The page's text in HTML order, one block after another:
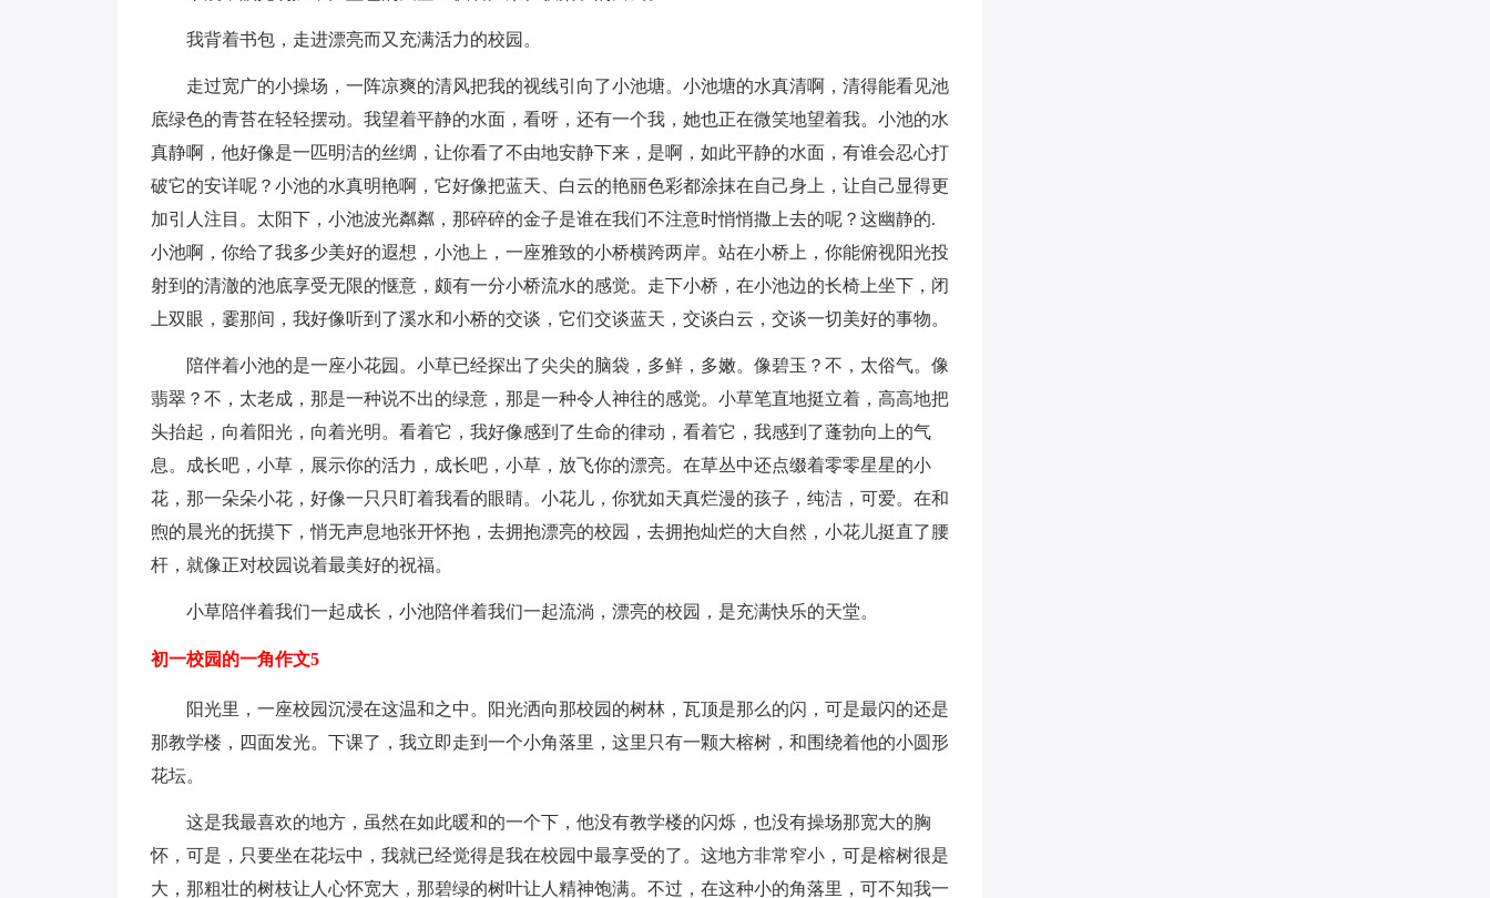
我背着书包，走进漂亮而又充满活力的校园。
走过宽广的小操场，一阵凉爽的清风把我的视线引向了小池塘。小池塘的水真清啊，清得能看见池
底绿色的青苔在轻轻摆动。我望着平静的水面，看呀，还有一个我，她也正在微笑地望着我。小池的水
真静啊，他好像是一匹明洁的丝绸，让你看了不由地安静下来，是啊，如此平静的水面，有谁会忍心打
破它的安详呢？小池的水真明艳啊，它好像把蓝天、白云的艳丽色彩都涂抹在自己身上，让自己显得更
加引人注目。太阳下，小池波光粼粼，那碎碎的金子是谁在我们不注意时悄悄撒上去的呢？这幽静的.
小池啊，你给了我多少美好的遐想，小池上，一座雅致的小桥横跨两岸。站在小桥上，你能俯视阳光投
射到的清澈的池底享受无限的惬意，颇有一分小桥流水的感觉。走下小桥，在小池边的长椅上坐下，闭
上双眼，霎那间，我好像听到了溪水和小桥的交谈，它们交谈蓝天，交谈白云，交谈一切美好的事物。
陪伴着小池的是一座小花园。小草已经探出了尖尖的脑袋，多鲜，多嫩。像碧玉？不，太俗气。像
翡翠？不，太老成，那是一种说不出的绿意，那是一种令人神往的感觉。小草笔直地挺立着，高高地把
头抬起，向着阳光，向着光明。看着它，我好像感到了生命的律动，看着它，我感到了蓬勃向上的气
息。成长吧，小草，展示你的活力，成长吧，小草，放飞你的漂亮。在草丛中还点缀着零零星星的小
花，那一朵朵小花，好像一只只盯着我看的眼睛。小花儿，你犹如天真烂漫的孩子，纯洁，可爱。在和
煦的晨光的抚摸下，悄无声息地张开怀抱，去拥抱漂亮的校园，去拥抱灿烂的大自然，小花儿挺直了腰
杆，就像正对校园说着最美好的祝福。
小草陪伴着我们一起成长，小池陪伴着我们一起流淌，漂亮的校园，是充满快乐的天堂。
初一校园的一角作文5
阳光里，一座校园沉浸在这温和之中。阳光洒向那校园的树林，瓦顶是那么的闪，可是最闪的还是
那教学楼，四面发光。下课了，我立即走到一个小角落里，这里只有一颗大榕树，和围绕着他的小圆形
花坛。
这是我最喜欢的地方，虽然在如此暖和的一个下，他没有教学楼的闪烁，也没有操场那宽大的胸
怀，可是，只要坐在花坛中，我就已经觉得是我在校园中最享受的了。这地方非常窄小，可是榕树很是
大，那粗壮的树枝让人心怀宽大，那碧绿的树叶让人精神饱满。不过，在这种小的角落里，可不知我一